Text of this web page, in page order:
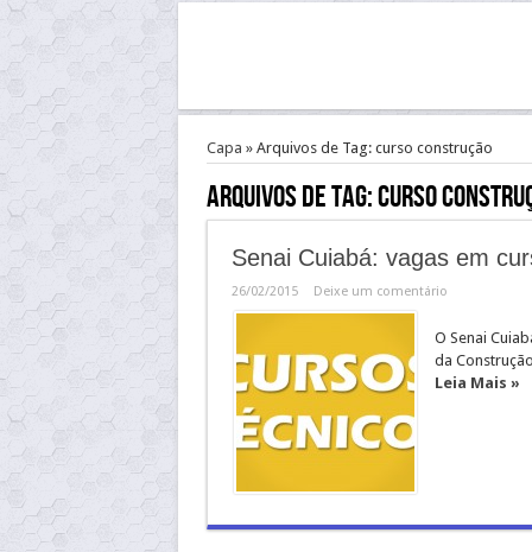
Capa » Arquivos de Tag: curso construção
Arquivos de Tag:curso
Senai Cuiabá: vagas em
26/02/2015 Deixe um comentário
O Senai
da
Leia Mais »